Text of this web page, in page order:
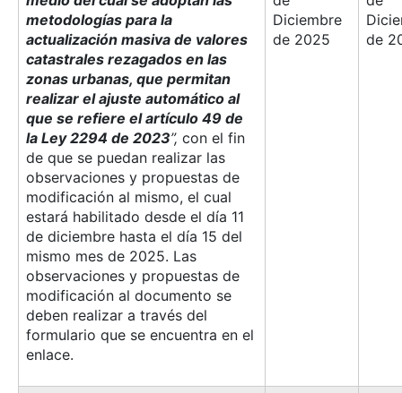
metodologías para la
actualización masiva de valores
catastrales rezagados en las
zonas urbanas, que permitan
realizar el ajuste automático al
que se refiere el artículo 49 de
la Ley 2294 de 2023”, con el fin
de que se puedan realizar las
observaciones y propuestas de
modificación al mismo, el cual
estará habilitado desde el día 11
de diciembre hasta el día 15 del
mismo mes de 2025. Las
observaciones y propuestas de
modificación al documento se
deben realizar a través del
formulario que se encuentra en el
enlace.
Diciembre
de 2025
de